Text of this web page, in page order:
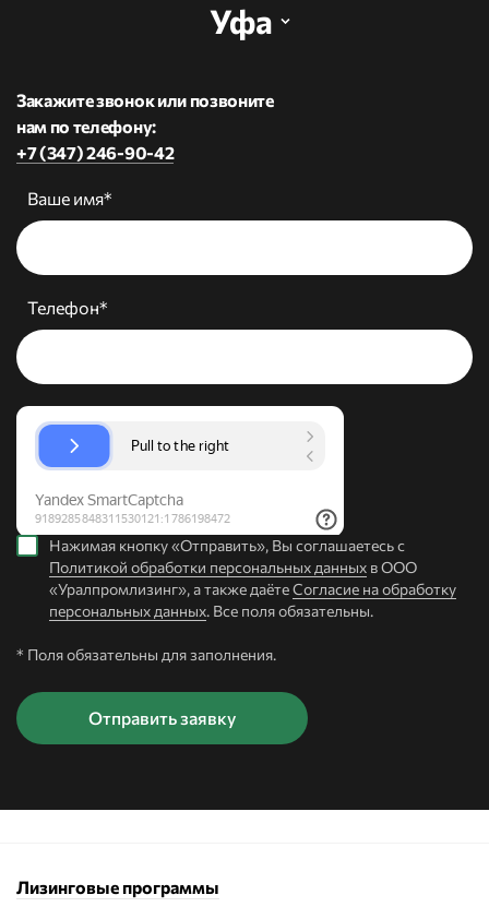
Уфа
Закажите звонок или позвоните
нам по телефону:
+7 (347) 246-90-42
Ваше имя*
Телефон*
Нажимая кнопку «Отправить», Вы соглашаетесь с
Политикой обработки персональных данных в ООО
«Уралпромлизинг», а также даётеСогласие на обработку
персональных данных. Все поля обязательны.
* Поля обязательны для заполнения.
Лизинговые программы